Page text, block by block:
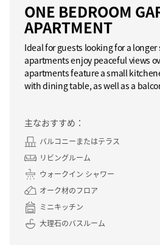
ONE BEDROOM
APARTMENT
Ideal for guests looking for a
apartments enjoy peaceful views
apartments feature a small
with dining table, as well as a
主なおすすめ：
バルコニーまたはテラス
リビングルーム
ウォークイン シャワー
オーク材のフロア
ミニキッチン
大理石のバスルーム